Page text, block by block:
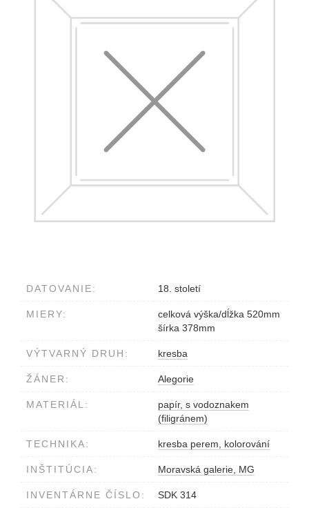
DATOVANIE: 18. století
MIERY:
celková výška/dĺžka 520mm
šírka 378mm
VÝTVARNÝ DRUH: kresba
ŽÁNER: Alegorie
MATERIÁL:
papír, s vodoznakem
(filigránem)
TECHNIKA: kresba perem, kolorování
INŠTITÚCIA: Moravská galerie, MG
INVENTÁRNE ČÍSLO: SDK 314